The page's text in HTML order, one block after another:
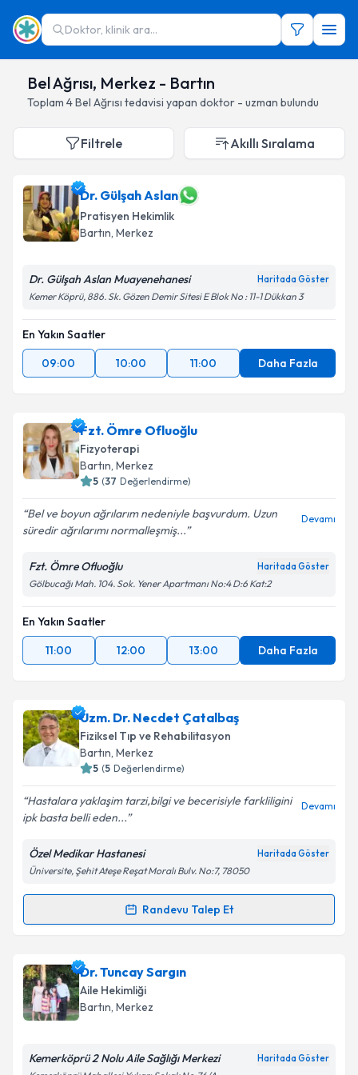
Doktor, klinik ara...
Bel Ağrısı, Merkez - Bartın
Toplam 4Bel Ağrısı tedavisi yapan doktor - uzman bulundu
Filtrele Akıllı Sıralama
Dr. Gülşah Aslan
Pratisyen Hekimlik
Bartın, Merkez
Dr. Gülşah Aslan Muayenehanesi Haritada Göster
Kemer Köprü, 886. Sk. Gözen Demir Sitesi E Blok No : 11-1 Dükkan 3
En Yakın Saatler
09:00
10:00 11:00 Daha Fazla
Fzt. Ömre Ofluoğlu
Fizyoterapi
Bartın, Merkez
5 (37 Değerlendirme)
Bel ve boyun ağrılarım nedeniyle başvurdum. Uzun
süredir ağrılarımı normalleşmiş...
Devamı
Fzt. Ömre Ofluoğlu Haritada Göster
Gölbucağı Mah. 104. Sok. Yener Apartmanı No:4 D:6 Kat:2
En Yakın Saatler
11:00
12:00 13:00 Daha Fazla
Uzm. Dr. Necdet Çatalbaş
Fiziksel Tıp ve Rehabilitasyon
Bartın, Merkez
5 (5 Değerlendirme)
Hastalara yaklaşim tarzi,bilgi ve becerisiyle farkliligini
ipk basta belli eden...
Devamı
Özel Medikar Hastanesi Haritada Göster
Üniversite, Şehit Ateşe Reşat Moralı Bulv. No:7, 78050
Randevu Talep Et
Randevu Takvimi Talebi
Uzm. Dr. Necdet Çatalbaş
talebi oluşturun. Size bu uzmandan randevu almanız
için bir takvim hazırlandığında e-posta ile
bilgilendireceğiz.
Dr. Tuncay Sargın
Aile Hekimliği
Bartın, Merkez
Kemerköprü 2 Nolu Aile Sağlığı Merkezi Haritada Göster